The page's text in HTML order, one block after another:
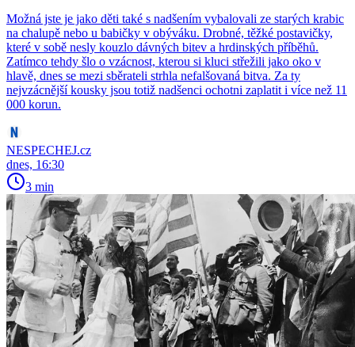
Možná jste je jako děti také s nadšením vybalovali ze starých krabic
na chalupě nebo u babičky v obýváku. Drobné, těžké postavičky,
které v sobě nesly kouzlo dávných bitev a hrdinských příběhů.
Zatímco tehdy šlo o vzácnost, kterou si kluci střežili jako oko v
hlavě, dnes se mezi sběrateli strhla nefalšovaná bitva. Za ty
nejvzácnější kousky jsou totiž nadšenci ochotni zaplatit i více než 11
000 korun.
NESPECHEJ.cz
dnes, 16:30
3 min